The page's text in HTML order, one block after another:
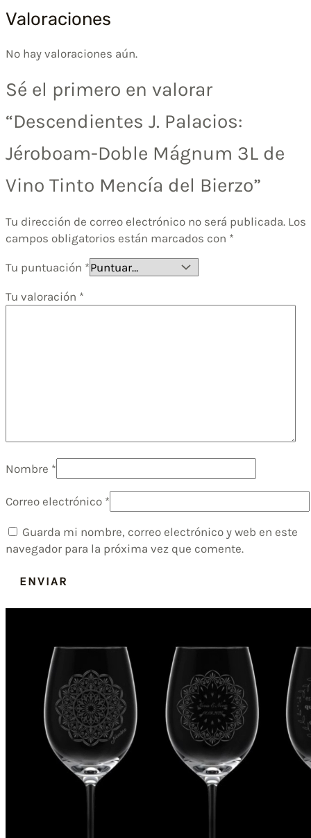
Valoraciones
No hay valoraciones aún.
Sé el primero en valorar
“Descendientes J. Palacios:
Jéroboam-Doble Mágnum 3L de
Vino Tinto Mencía del Bierzo”
Tu dirección de correo electrónico no será publicada. Los
campos obligatorios están marcados con *
Tu puntuación *
Tu valoración *
Nombre *
Correo electrónico *
Guarda mi nombre, correo electrónico y web en este
navegador para la próxima vez que comente.